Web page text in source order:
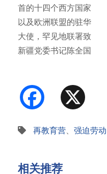
首的十四个西方国家
以及欧洲联盟的驻华
大使，罕见地联署致
新疆党委书记陈全国
Facebook
再教育营、 强迫劳动
相关推荐